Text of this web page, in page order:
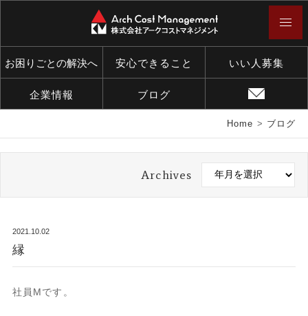
お困りごとの解決へ 安心できること いい人募集
企業情報 ブログ
Home > ブログ
Archives
2021.10.02
縁
社員Mです。